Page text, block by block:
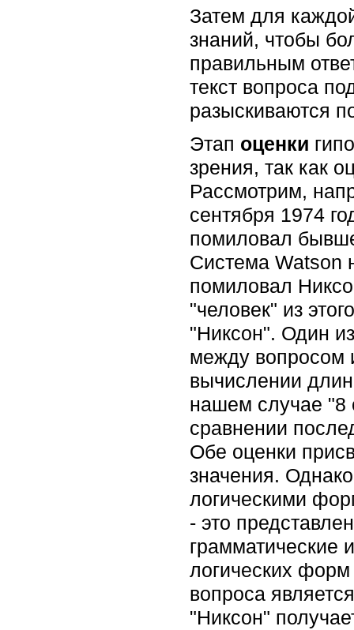
Затем для
знаний, чтобы
правильным
текст вопроса
разыскиваются
Этап оценки
зрения, так как
Рассмотрим,
сентября 1974
помиловал
Система Watson
помиловал
"человек" из
"Никсон". Один
между вопросом
вычислении
нашем случае "8
сравнении
Обе оценки
значения.
логическими
- это
грамматические
логических
вопроса
"Никсон"